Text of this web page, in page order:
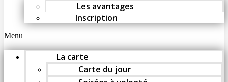
Les avantages
Inscription
Menu
La carte
Carte du jour